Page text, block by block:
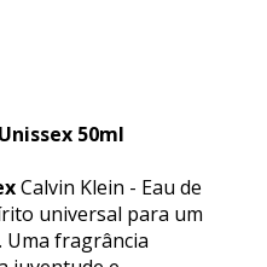
50ml
Calvin Klein - Eau de
universal para um
Uma fragrância